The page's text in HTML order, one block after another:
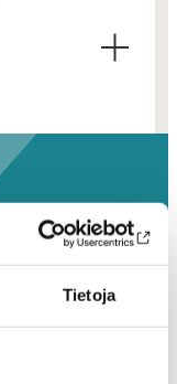
Tietoja
guides